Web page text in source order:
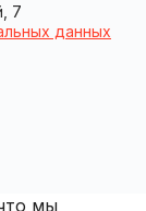
7
данных
мы